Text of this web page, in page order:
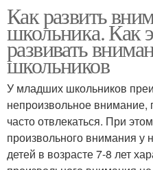
Как развить
школьника. Как
развивать
школьников
У младших школьников
непроизвольное внимание,
часто отвлекаться. При
произвольного внимания у
детей в возрасте 7-8 лет